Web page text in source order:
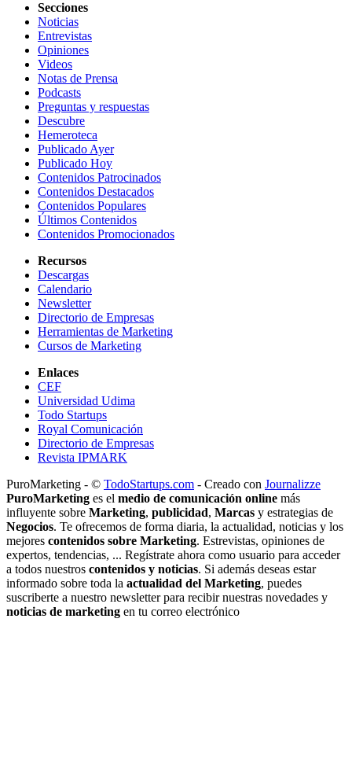
Secciones
Noticias
Entrevistas
Opiniones
Videos
Notas de Prensa
Podcasts
Preguntas y respuestas
Descubre
Hemeroteca
Publicado Ayer
Publicado Hoy
Contenidos Patrocinados
Contenidos Destacados
Contenidos Populares
Últimos Contenidos
Contenidos Promocionados
Recursos
Descargas
Calendario
Newsletter
Directorio de Empresas
Herramientas de Marketing
Cursos de Marketing
Enlaces
CEF
Universidad Udima
Todo Startups
Royal Comunicación
Directorio de Empresas
Revista IPMARK
PuroMarketing - © TodoStartups.com - Creado con Journalizze
PuroMarketing es el medio de comunicación online más
influyente sobre Marketing, publicidad, Marcas y estrategias de
Negocios. Te ofrecemos de forma diaria, la actualidad, noticias y los
mejores contenidos sobre Marketing. Estrevistas, opiniones de
expertos, tendencias, ... Regístrate ahora como usuario para acceder
a todos nuestros contenidos y noticias. Si además deseas estar
informado sobre toda la actualidad del Marketing, puedes
suscriberte a nuestro newsletter para recibir nuestras novedades y
noticias de marketing en tu correo electrónico